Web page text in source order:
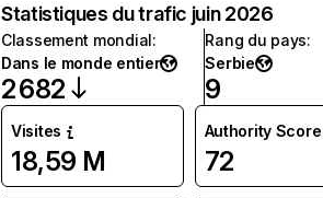
Statistiques du trafic juin 2026
Classement mondial:
Dans le monde entier
2 682
Rang du pays:
Serbie
9
Visites
18,59 M
Authority Score
72